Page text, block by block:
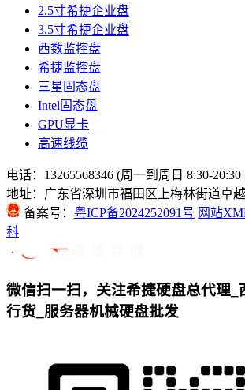
2.5寸希捷企业盘
3.5寸希捷企业盘
西数监控盘
希捷监控盘
三星固态盘
Intel固态盘
GPU显卡
高速线缆
电话：13265568346 (周一到周日 8:30-
地址：广东省深圳市福田区上梅林街道卓
备案号： 粤ICP备2024252091号 网站
科
微信扫一扫，关注希捷硬盘总代理_
行货_服务器机械硬盘批发